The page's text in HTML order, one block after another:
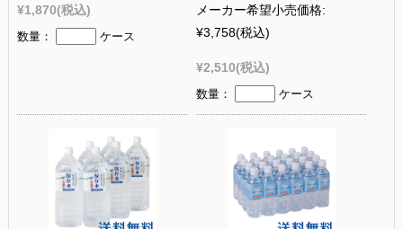
¥1,870(税込)
数量： ケース
メーカー希望小売価格:
¥3,758(税込)
¥2,510(税込)
数量： ケース